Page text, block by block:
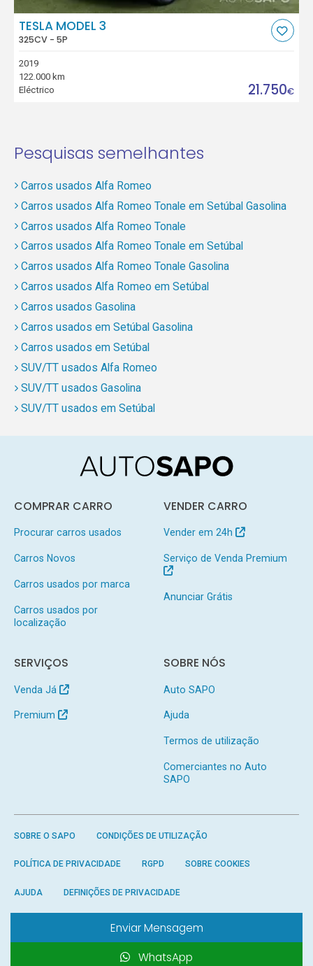
Enviar Mensagem
WhatsApp
TESLA MODEL 3
325CV - 5P
2019
122.000 km
Eléctrico
21.750€
Pesquisas semelhantes
Carros usados Alfa Romeo
Carros usados Alfa Romeo Tonale em Setúbal Gasolina
Carros usados Alfa Romeo Tonale
Carros usados Alfa Romeo Tonale em Setúbal
Carros usados Alfa Romeo Tonale Gasolina
Carros usados Alfa Romeo em Setúbal
Carros usados Gasolina
Carros usados em Setúbal Gasolina
Carros usados em Setúbal
SUV/TT usados Alfa Romeo
SUV/TT usados Gasolina
SUV/TT usados em Setúbal
COMPRAR CARRO
Procurar carros usados
Carros Novos
Carros usados por marca
Carros usados por
localização
VENDER CARRO
Vender em 24h
Serviço de Venda Premium
Anunciar Grátis
SERVIÇOS
Venda Já
Premium
SOBRE NÓS
Auto SAPO
Ajuda
Termos de utilização
Comerciantes no Auto
SAPO
SOBRE O SAPO CONDIÇÕES DE UTILIZAÇÃO
POLÍTICA DE PRIVACIDADE RGPD SOBRE COOKIES
AJUDA DEFINIÇÕES DE PRIVACIDADE